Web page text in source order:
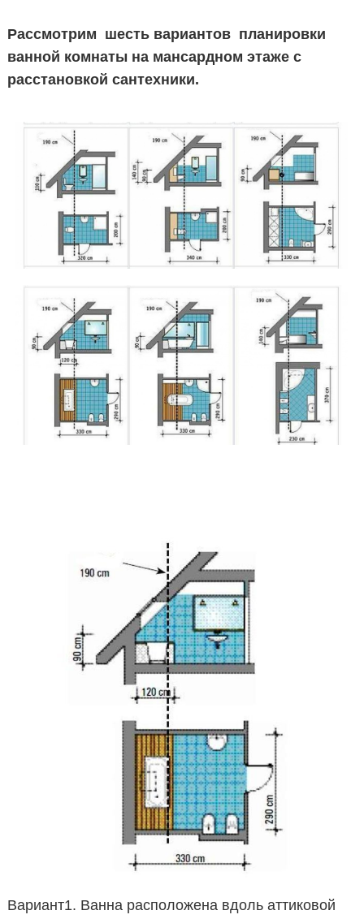
Рассмотрим шесть вариантов планировки
ванной комнаты на мансардном этаже с
расстановкой сантехники.
Вариант1. Ванна расположена вдоль аттиковой